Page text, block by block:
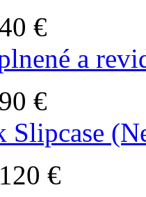
€
a
90 €
Slipcase
120 €